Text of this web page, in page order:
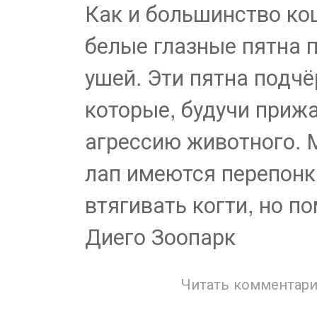
Как и большинство
белые глазные пятна
ушей. Эти пятна
которые, будучи
агрессию
лап имеются
втягивать когти, но
Диего Зоопарк
Читать